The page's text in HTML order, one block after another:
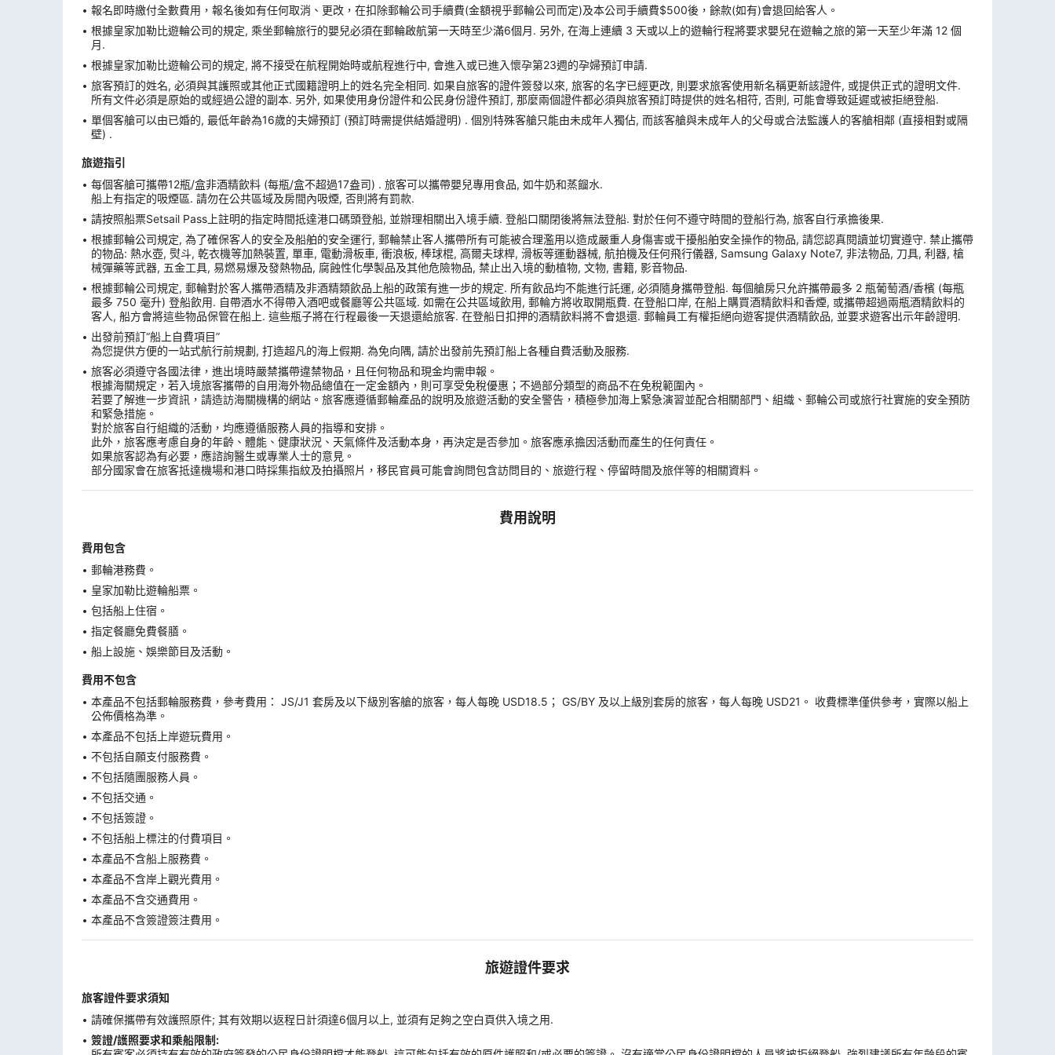
報名即時繳付全數費用，報名後如有任何取消、更改，在扣除郵輪公司手續費(金額視乎郵輪公司而定)及本公司手續費$500後，餘款(如有)會退回給客人。
根據皇家加勒比遊輪公司的規定, 乘坐郵輪旅行的嬰兒必須在郵輪啟航第一天時至少滿6個月. 另外, 在海上連續 3 天或以上的遊輪行程將要求嬰兒在遊輪之旅的第一天至少年滿 12 個
月.
根據皇家加勒比遊輪公司的規定, 將不接受在航程開始時或航程進行中, 會進入或已進入懷孕第23週的孕婦預訂申請.
旅客預訂的姓名, 必須與其護照或其他正式國籍證明上的姓名完全相同. 如果自旅客的證件簽發以來, 旅客的名字已經更改, 則要求旅客使用新名稱更新該證件, 或提供正式的證明文件.
所有文件必須是原始的或經過公證的副本. 另外, 如果使用身份證件和公民身份證件預訂, 那麼兩個證件都必須與旅客預訂時提供的姓名相符, 否則, 可能會導致延遲或被拒絕登船.
單個客艙可以由已婚的, 最低年齡為16歲的夫婦預訂 (預訂時需提供結婚證明) . 個別特殊客艙只能由未成年人獨佔, 而該客艙與未成年人的父母或合法監護人的客艙相鄰 (直接相對或隔
壁) .
旅遊指引
每個客艙可攜帶12瓶/盒非酒精飲料 (每瓶/盒不超過17盎司) . 旅客可以攜帶嬰兒專用食品, 如牛奶和蒸餾水.
船上有指定的吸煙區. 請勿在公共區域及房間內吸煙, 否則將有罰款.
請按照船票Setsail Pass上註明的指定時間抵達港口碼頭登船, 並辦理相關出入境手續. 登船口關閉後將無法登船. 對於任何不遵守時間的登船行為, 旅客自行承擔後果.
根據郵輪公司規定, 為了確保客人的安全及船舶的安全運行, 郵輪禁止客人攜帶所有可能被合理濫用以造成嚴重人身傷害或干擾船舶安全操作的物品, 請您認真閱讀並切實遵守. 禁止攜帶
的物品: 熱水壺, 熨斗, 乾衣機等加熱裝置, 單車, 電動滑板車, 衝浪板, 棒球棍, 高爾夫球桿, 滑板等運動器械, 航拍機及任何飛行儀器, Samsung Galaxy Note7, 非法物品, 刀具, 利器, 槍
械彈藥等武器, 五金工具, 易燃易爆及發熱物品, 腐蝕性化學製品及其他危險物品, 禁止出入境的動植物, 文物, 書籍, 影音物品.
根據郵輪公司規定, 郵輪對於客人攜帶酒精及非酒精類飲品上船的政策有進一步的規定. 所有飲品均不能進行託運, 必須隨身攜帶登船. 每個艙房只允許攜帶最多 2 瓶葡萄酒/香檳 (每瓶
最多 750 毫升) 登船飲用. 自帶酒水不得帶入酒吧或餐廳等公共區域. 如需在公共區域飲用, 郵輪方將收取開瓶費. 在登船口岸, 在船上購買酒精飲料和香煙, 或攜帶超過兩瓶酒精飲料的
客人, 船方會將這些物品保管在船上. 這些瓶子將在行程最後一天退還給旅客. 在登船日扣押的酒精飲料將不會退還. 郵輪員工有權拒絕向遊客提供酒精飲品, 並要求遊客出示年齡證明.
出發前預訂“船上自費項目”
為您提供方便的一站式航行前規劃, 打造超凡的海上假期. 為免向隅, 請於出發前先預訂船上各種自費活動及服務.
旅客必須遵守各國法律，進出境時嚴禁攜帶違禁物品，且任何物品和現金均需申報。
根據海關規定，若入境旅客攜帶的自用海外物品總值在一定金額內，則可享受免稅優惠；不過部分類型的商品不在免稅範圍內。
若要了解進一步資訊，請造訪海關機構的網站。旅客應遵循郵輪產品的說明及旅遊活動的安全警告，積極參加海上緊急演習並配合相關部門、組織、郵輪公司或旅行社實施的安全預防
和緊急措施。
對於旅客自行組織的活動，均應遵循服務人員的指導和安排。
此外，旅客應考慮自身的年齡、體能、健康狀況、天氣條件及活動本身，再決定是否參加。旅客應承擔因活動而產生的任何責任。
如果旅客認為有必要，應諮詢醫生或專業人士的意見。
部分國家會在旅客抵達機場和港口時採集指紋及拍攝照片，移民官員可能會詢問包含訪問目的、旅遊行程、停留時間及旅伴等的相關資料。
費用說明
費用包含
郵輪港務費。
皇家加勒比遊輪船票。
包括船上住宿。
指定餐廳免費餐膳。
船上設施、娛樂節目及活動。
費用不包含
本產品不包括郵輪服務費，參考費用： JS/J1 套房及以下級別客艙的旅客，每人每晚 USD18.5； GS/BY 及以上級別套房的旅客，每人每晚 USD21。 收費標準僅供參考，實際以船上
公佈價格為準。
本產品不包括上岸遊玩費用。
不包括自願支付服務費。
不包括隨團服務人員。
不包括交通。
不包括簽證。
不包括船上標注的付費項目。
本產品不含船上服務費。
本產品不含岸上觀光費用。
本產品不含交通費用。
本產品不含簽證簽注費用。
旅遊證件要求
旅客證件要求須知
請確保攜帶有效護照原件; 其有效期以返程日計須達6個月以上, 並須有足夠之空白頁供入境之用.
簽證/護照要求和乘船限制: